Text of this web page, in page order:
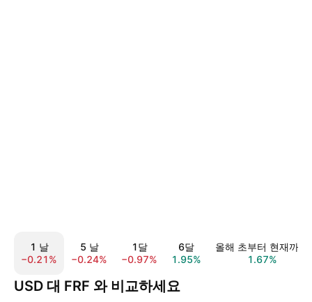
1 날
−0.21%
5 날
−0.24%
1달
−0.97%
6달
1.95%
올해 초부터 현재까지
1.67%
USD 대 FRF 와 비교하세요